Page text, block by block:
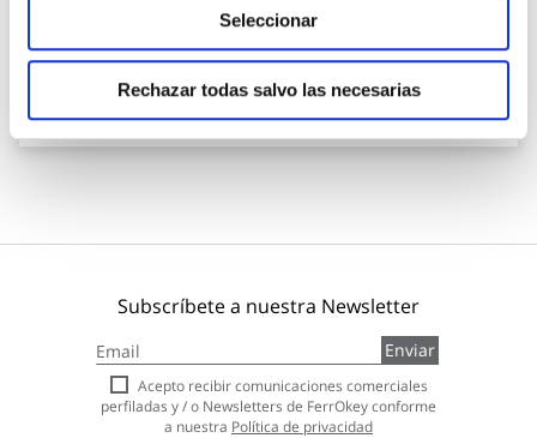
Seleccionar
Rechazar todas salvo las necesarias
29,45 €
Subscríbete a nuestra Newsletter
a
nuestro
boletín
de
Enviar
Acepto recibir comunicaciones comerciales
perfiladas y / o Newsletters de FerrOkey conforme
a nuestra Política de privacidad